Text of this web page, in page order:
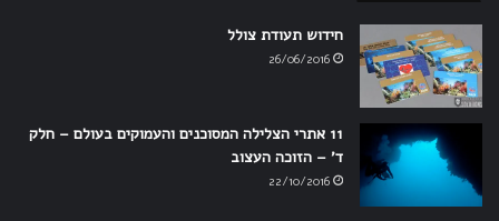
חידוש תעודת צולל
26/06/2016
11 אתרי הצלילה המסוכנים והעמוקים בעולם – חלק
ד' – הזוכה העצוב
22/10/2016